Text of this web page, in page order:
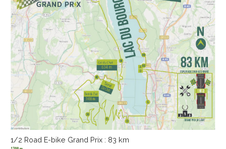
1/2 Road E-bike Grand Prix : 83 km